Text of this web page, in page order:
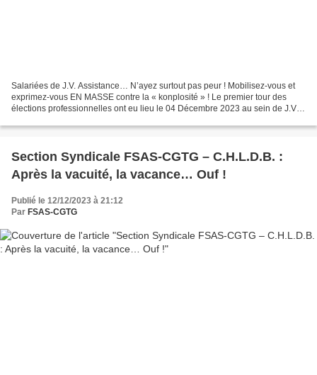
Salariées de J.V. Assistance… N’ayez surtout pas peur ! Mobilisez-vous et
exprimez-vous EN MASSE contre la « konplosité » ! Le premier tour des
élections professionnelles ont eu lieu le 04 Décembre 2023 au sein de J.V.
Section Syndicale FSAS-CGTG – C.H.L.D.B. :
Après la vacuité, la vacance… Ouf !
Publié le 12/12/2023 à 21:12
Par FSAS-CGTG